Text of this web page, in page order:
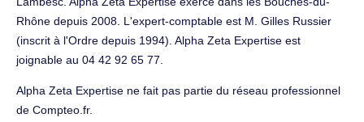
Rhône depuis 2008. L'expert-comptable est M. Gilles Russier
(inscrit à l'Ordre depuis 1994). Alpha Zeta Expertise est
joignable au 04 42 92 65 77.
Alpha Zeta Expertise ne fait pas partie du réseau professionnel
de Compteo.fr.